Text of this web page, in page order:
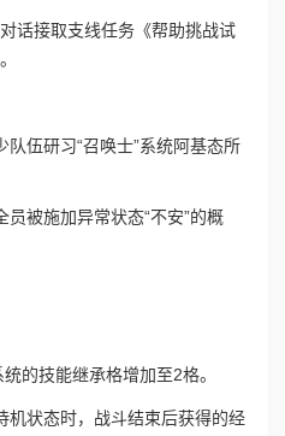
话接取支线任务《帮助挑战试
伍研习“召唤士”系统阿基态所
被施加异常状态“不安”的概
的技能继承格增加至2格。
机状态时，战斗结束后获得的经